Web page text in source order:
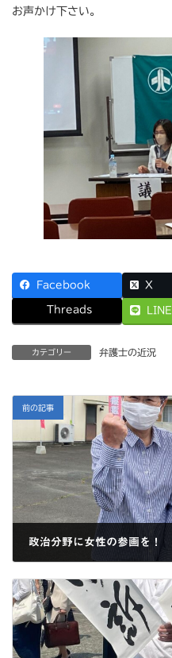
お声かけ下さい。
Facebook X
Threads LINE
カテゴリー 弁護士の近況
前の記事
政治分野に女性の参画を！